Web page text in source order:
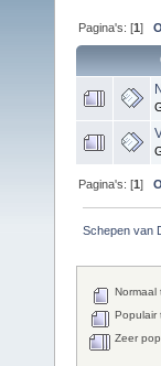
Pagina's: [1]
Pagina's: [1]
Schepen van
Normaal
Populair
Zeer